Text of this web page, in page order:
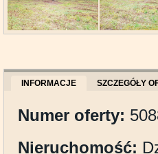
INFORMACJE SZCZEGÓŁY
Numer oferty:
Nieruchomość: